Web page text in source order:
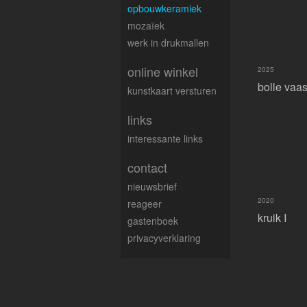
bolle vaas
2025
kruik I
2020
opbouwkeramiek
mozaïek
werk in drukmallen
online winkel
kunstkaart versturen
links
interessante links
contact
nieuwsbrief
reageer
gastenboek
privacyverklaring